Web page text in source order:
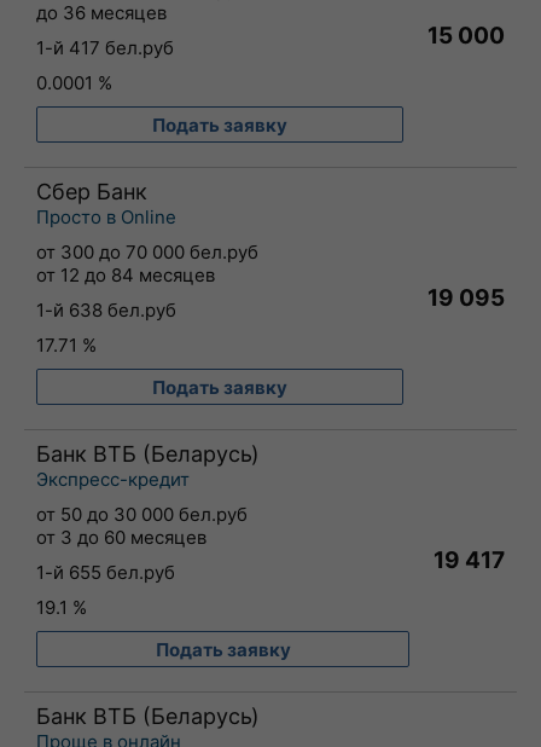
до 36 месяцев
1-й 417 бел.руб
0.0001 %
Подать заявку
15 000
Сбер Банк
Просто в Online
от 300 до 70 000 бел.руб
от 12 до 84 месяцев
1-й 638 бел.руб
17.71 %
Подать заявку
19 095
Банк ВТБ (Беларусь)
Экспресс-кредит
от 50 до 30 000 бел.руб
от 3 до 60 месяцев
1-й 655 бел.руб
19.1 %
Подать заявку
19 417
Банк ВТБ (Беларусь)
Проще в онлайн